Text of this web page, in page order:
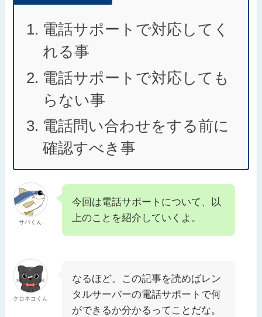
電話サポートで対応してく
れる事
電話サポートで対応しても
らない事
電話問い合わせをする前に
確認すべき事
サバくん
今回は電話サポートについて、以
上のことを紹介していくよ。
クロネコくん
なるほど。この記事を読めばレン
タルサーバーの電話サポートで何
ができるか分かるってことだな。